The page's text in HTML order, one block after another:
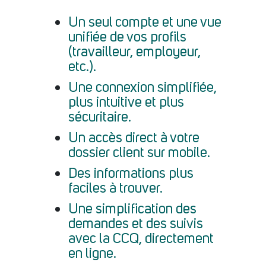
Un seul compte et une vue
unifiée de vos profils
(travailleur, employeur,
etc.).
Une connexion simplifiée,
plus intuitive et plus
sécuritaire.
Un accès direct à votre
dossier client sur mobile.
Des informations plus
faciles à trouver.
Une simplification des
demandes et des suivis
avec la CCQ, directement
en ligne.